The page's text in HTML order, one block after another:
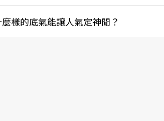
樣的底氣能讓人氣定神閒？